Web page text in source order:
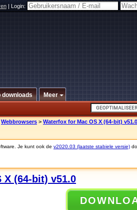
|Login:
downloads Meer
Webbrowsers > Waterfox for Mac OS X (64-bit) v51.0
Je kunt ook de v2020.03 (laatste stabiele versie)
X (64-bit) v51.0